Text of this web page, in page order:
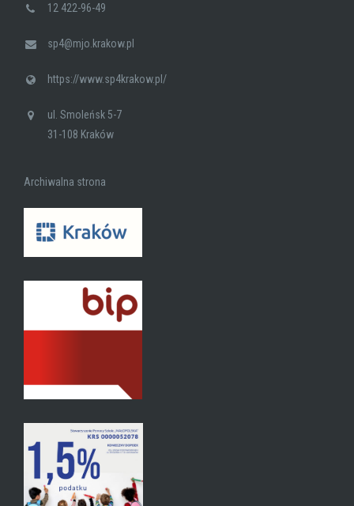
12 422-96-49
sp4@mjo.krakow.pl
https://www.sp4krakow.pl/
ul. Smoleńsk 5-7
31-108 Kraków
Archiwalna strona